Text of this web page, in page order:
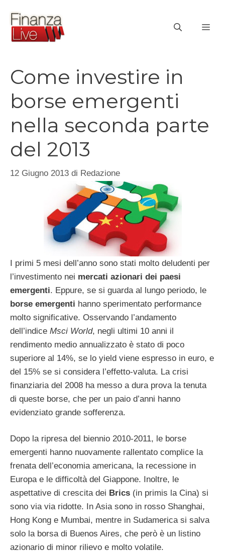
contenuto
Come investire in
borse emergenti
nella seconda parte
del 2013
12 Giugno 2013 di Redazione
I primi 5 mesi dell’anno sono stati molto deludenti per
l’investimento nei mercati azionari dei paesi
emergenti. Eppure, se si guarda al lungo periodo, le
borse emergenti hanno sperimentato performance
molto significative. Osservando l’andamento
dell’indice Msci World, negli ultimi 10 anni il
rendimento medio annualizzato è stato di poco
superiore al 14%, se lo yield viene espresso in euro, e
del 15% se si considera l’effetto-valuta. La crisi
finanziaria del 2008 ha messo a dura prova la tenuta
di queste borse, che per un paio d’anni hanno
evidenziato grande sofferenza.
Dopo la ripresa del biennio 2010-2011, le borse
emergenti hanno nuovamente rallentato complice la
frenata dell’economia americana, la recessione in
Europa e le difficoltà del Giappone. Inoltre, le
aspettative di crescita dei Brics (in primis la Cina) si
sono via via ridotte. In Asia sono in rosso Shanghai,
Hong Kong e Mumbai, mentre in Sudamerica si salva
solo la borsa di Buenos Aires, che però è un listino
azionario di minor rilievo e molto volatile.